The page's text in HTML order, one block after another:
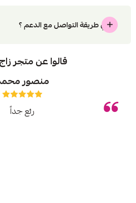
ماهي طريقة التواصل مع الدعم ؟
قالوا عن متجر
منصور
رئع جداً